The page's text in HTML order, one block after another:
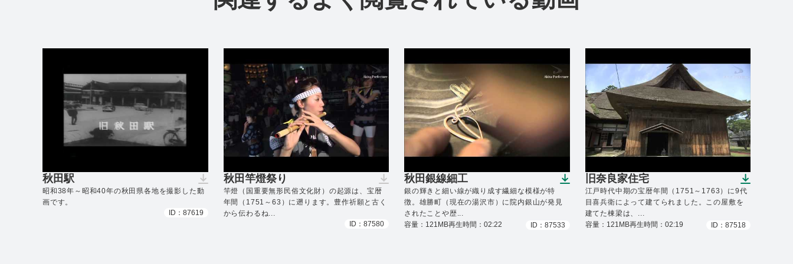
秋田駅
（ダウンロードできません）
昭和38年～昭和40年の秋田県各地を撮影した動
画です。
ID：87619
秋田竿燈祭り
（ダウンロードできません）
竿燈（国重要無形民俗文化財）の起源は、宝暦
年間（1751～63）に遡ります。豊作祈願と古く
から伝わるね...
ID：87580
秋田銀線細工
（ダウンロードできます）
銀の輝きと細い線が織り成す繊細な模様が特
徴。雄勝町（現在の湯沢市）に院内銀山が発見
されたことや歴...
容量：121MB再生時間：02:22 ID：87533
旧奈良家住宅
（ダウンロードできます）
江戸時代中期の宝暦年間（1751～1763）に9代
目喜兵衛によって建てられました。この屋敷を
建てた棟梁は、...
容量：121MB再生時間：02:19 ID：87518